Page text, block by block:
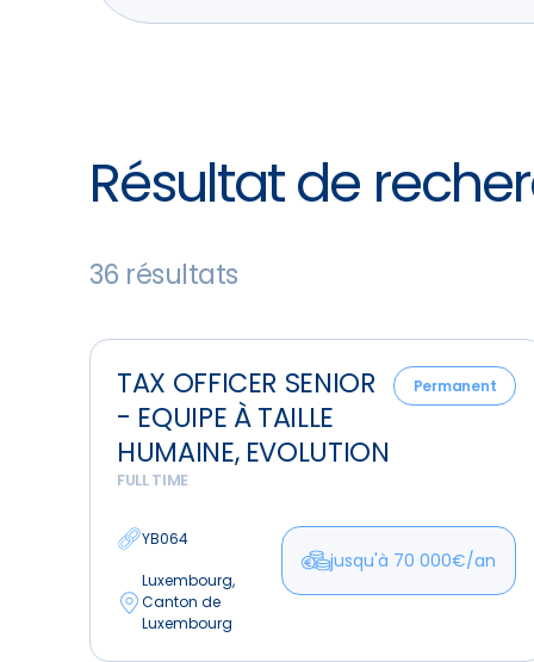
Résultat de
36 résultats
TAX OFFICER SENIOR
- EQUIPE À TAILLE
HUMAINE, EVOLUTION
Permanent
FULL TIME
YB064
Luxembourg,
Canton de
Luxembourg
jusqu'à 70 000€/an
Tax
Officer
Senior
Equipe
taille
Evolution